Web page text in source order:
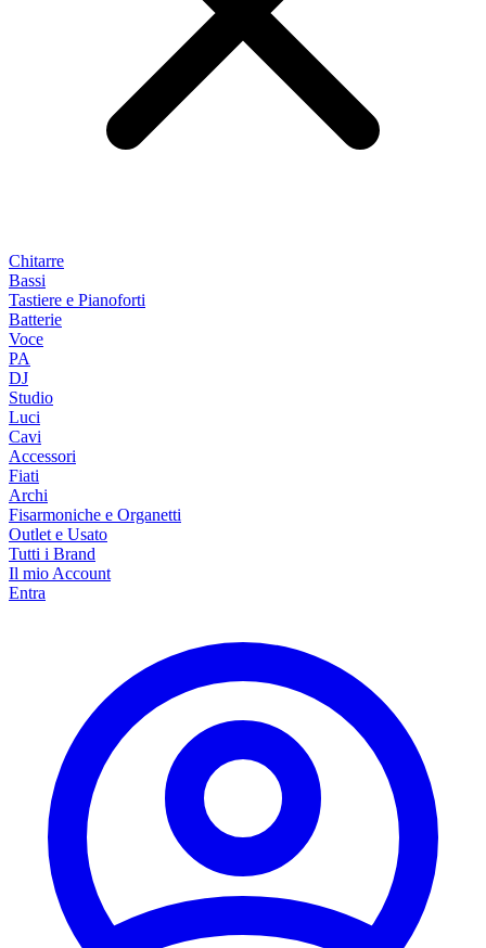
Chitarre
Bassi
Tastiere e Pianoforti
Batterie
Voce
PA
DJ
Studio
Luci
Cavi
Accessori
Fiati
Archi
Fisarmoniche e Organetti
Outlet e Usato
Tutti i Brand
Il mio Account
Entra